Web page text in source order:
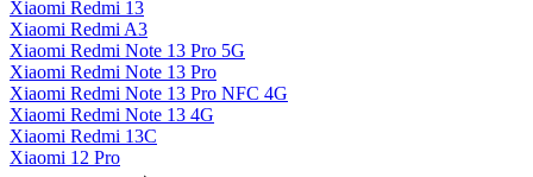
Xiaomi Redmi 13
Xiaomi Redmi A3
Xiaomi Redmi Note 13 Pro 5G
Xiaomi Redmi Note 13 Pro
Xiaomi Redmi Note 13 Pro NFC 4G
Xiaomi Redmi Note 13 4G
Xiaomi Redmi 13C
Xiaomi 12 Pro